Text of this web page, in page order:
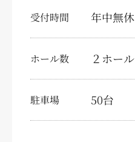
受付時間 年中無休
ホール数 ２ホール
駐車場 50台